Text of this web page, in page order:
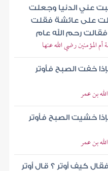
عني الدنيا وجعلت
على عائشة فقلت
رحم الله عام
المؤمنين رضي الله عنها
خفت الصبح فأوتر
بن عمر
خشيت الصبح فأوتر
بن عمر
كيف أوتر ؟ قال أوتر